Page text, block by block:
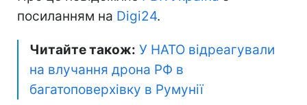
посиланням на Digi24.
Читайте також: У НАТО відреагували
на влучання дрона РФ в
багатоповерхівку в Румунії